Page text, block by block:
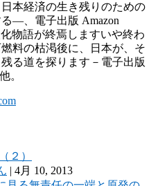
本経済の生き残りのための
―、電子出版 Amazon
物語が終焉しますいや終わ
料の枯渇後に、日本が、そ
る道を探ります－電子出版
。
２）
| 4月 10, 2013